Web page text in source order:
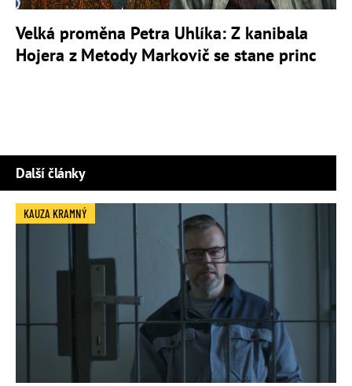
Velká proměna Petra Uhlíka: Z kanibala
Hojera z Metody Markovič se stane princ
Další články
KAUZA KRAMNÝ